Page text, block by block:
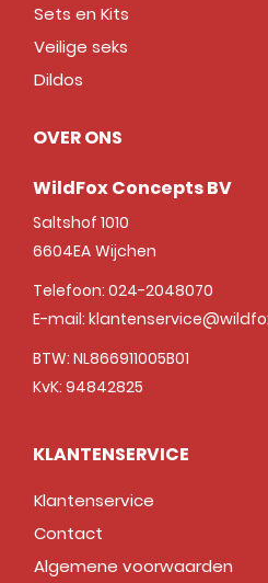
Sets en Kits
Veilige seks
Dildos
OVER ONS
WildFox Concepts BV
Saltshof 1010
6604EA Wijchen
Telefoon: 024-2048070
E-mail:
BTW: NL866911005B01
KvK: 94842825
KLANTENSERVICE
Klantenservice
Contact
Algemene voorwaarden